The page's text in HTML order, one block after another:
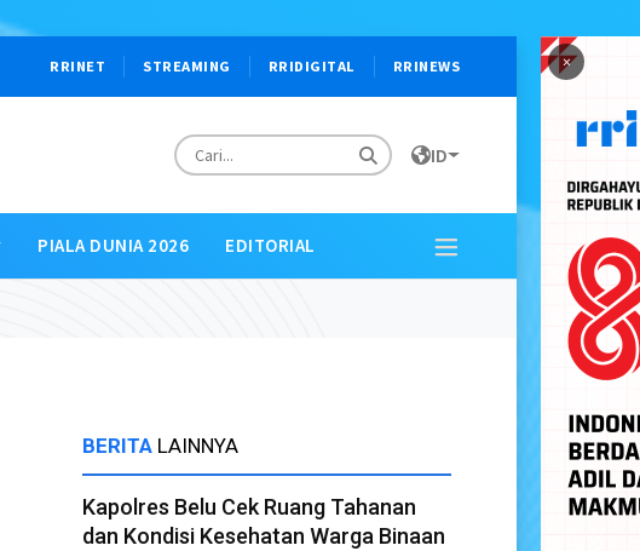
×
RRINET STREAMING RRIDIGITAL RRINEWS
ID
PIALA DUNIA 2026 EDITORIAL
BERITA LAINNYA
Kapolres Belu Cek Ruang Tahanan
dan Kondisi Kesehatan Warga Binaan